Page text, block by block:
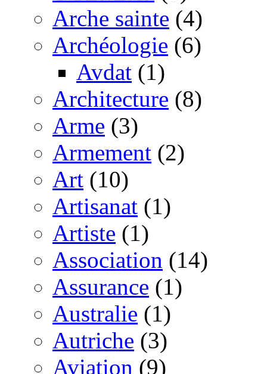
Arche sainte (4)
Archéologie (6)
Avdat (1)
Architecture (8)
Arme (3)
Armement (2)
Art (10)
Artisanat (1)
Artiste (1)
Association (14)
Assurance (1)
Australie (1)
Autriche (3)
Aviation (9)